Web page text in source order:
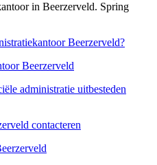
in Beerzerveld. Spring
Beerzerveld?
Beerzerveld
administratie uitbesteden
contacteren